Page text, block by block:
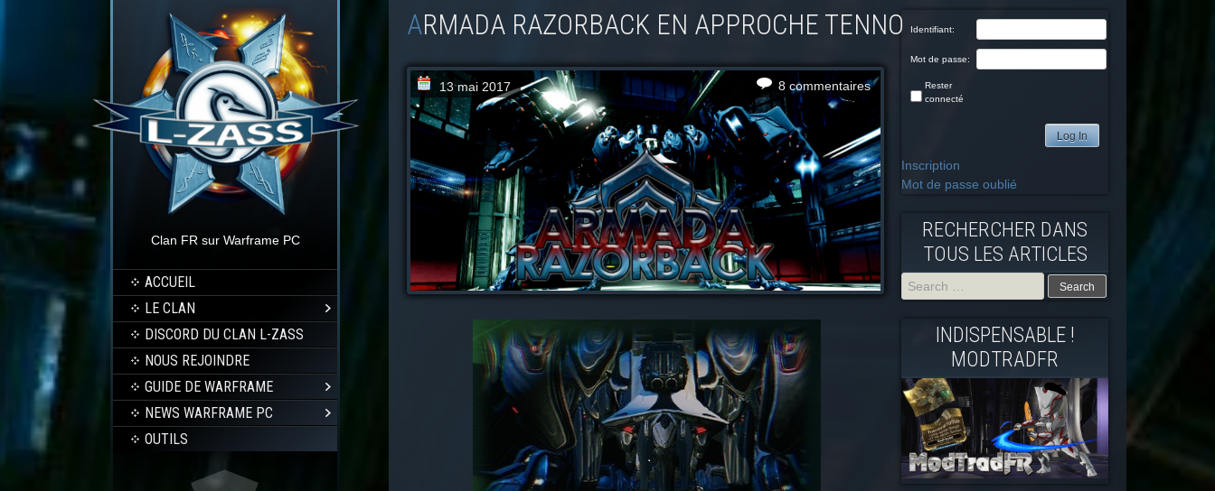
Clan FR sur Warframe PC
ACCUEIL
LE CLAN
DISCORD DU CLAN L-ZASS
NOUS REJOINDRE
GUIDE DE WARFRAME
NEWS WARFRAME PC
OUTILS
ARMADA RAZORBACK EN APPROCHE TENNO
13 mai 2017 8 commentaires
Identifiant:
Mot de passe:
Rester
connecté
Log In
Inscription
Mot de passe oublié
RECHERCHER DANS
TOUS LES ARTICLES
Search
for:
INDISPENSABLE !
MODTRADFR